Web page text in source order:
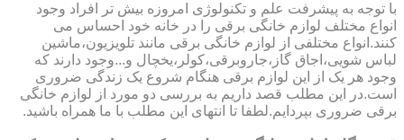
با توجه به پیشرفت علم و تکنولوژی امروزه بیش تر افراد وجود
انواع مختلف لوازم خانگی برقی را در خانه خود احساس می
کنند.انواع مختلفی از لوازم خانگی برقی مانند تلویزیون،ماشین
لباس شویی،اجاق گاز،جاروبرقی،کولر،یخچال و...وجود دارند که
وجود هر یک از این لوازم برقی هنگام شروع یک زندگی ضروری
است.در این مطلب قصد داریم به بررسی دو مورد از لوازم خانگی
برقی ضروری بپردایم.لطفا تا انتهای این مطلب با ما همراه باشید.